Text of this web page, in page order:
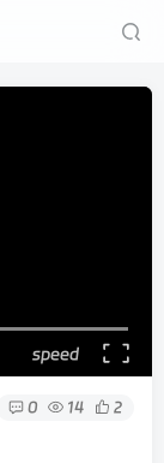
speed
0 14 2